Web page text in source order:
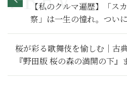
【私のクルマ遍歴】「ス
察」は一生の憧れ。つい
RS』風の赤黒ツートンカ
桜が彩る歌舞伎を愉しむ｜古
『野田版 桜の森の満開の下』